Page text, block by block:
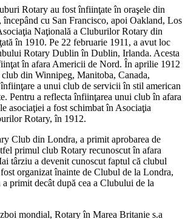
Rotary au fost înfiinţate în oraşele din
cu San Francisco, apoi Oakland, Los
Naţională a Cluburilor Rotary din
în 1910. Pe 22 februarie 1911, a avut loc
Rotary Dublin în Dublin, Irlanda. Acesta
în afara Americii de Nord. În aprilie 1912
din Winnipeg, Manitoba, Canada,
a unui club de servicii în stil american
Pentru a reflecta înfiinţarea unui club în afara
asociaţiei a fost schimbat în Asociaţia
Rotary, în 1912.
Club din Londra, a primit aprobarea de
primul club Rotary recunoscut în afara
târziu a devenit cunoscut faptul că clubul
organizat înainte de Clubul de la Londra,
primit decât după cea a Clubului de la
mondial, Rotary în Marea Britanie s.a